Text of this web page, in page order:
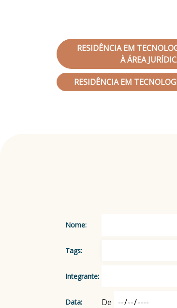
RESIDÊNCIA EM
À ÁREA
RESIDÊNCIA EM
Nome:
Tags:
Integrante:
Data: De